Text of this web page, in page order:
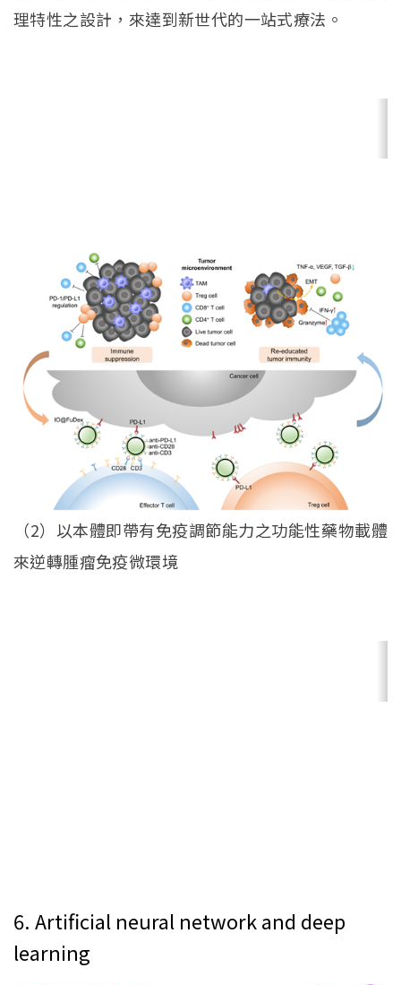
理特性之設計，來達到新世代的一站式療法。
（2）以本體即帶有免疫調節能力之功能性藥物載體
來逆轉腫瘤免疫微環境
6. Artificial neural network and deep
learning